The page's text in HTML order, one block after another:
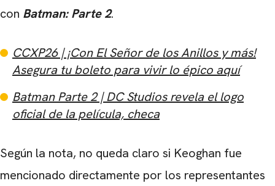
con Batman: Parte 2.
CCXP26 | ¡Con El Señor de los Anillos y más!
Asegura tu boleto para vivir lo épico aquí
Batman Parte 2 | DC Studios revela el logo
oficial de la película, checa
Según la nota, no queda claro si Keoghan fue
mencionado directamente por los representantes